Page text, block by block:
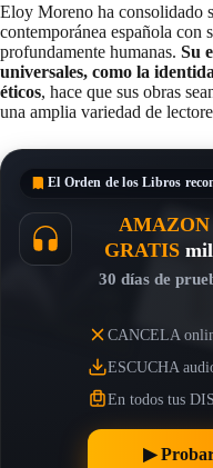
Eloy Moreno ha consolidado
contemporánea española con
profundamente humanas. Su
universales, como la
éticos, hace que sus obras
una amplia variedad de
El Orden de los Libros
AMAZON
GRATIS
30 días de
CANCELA
ESCUCHA
En todos tus
▶︎